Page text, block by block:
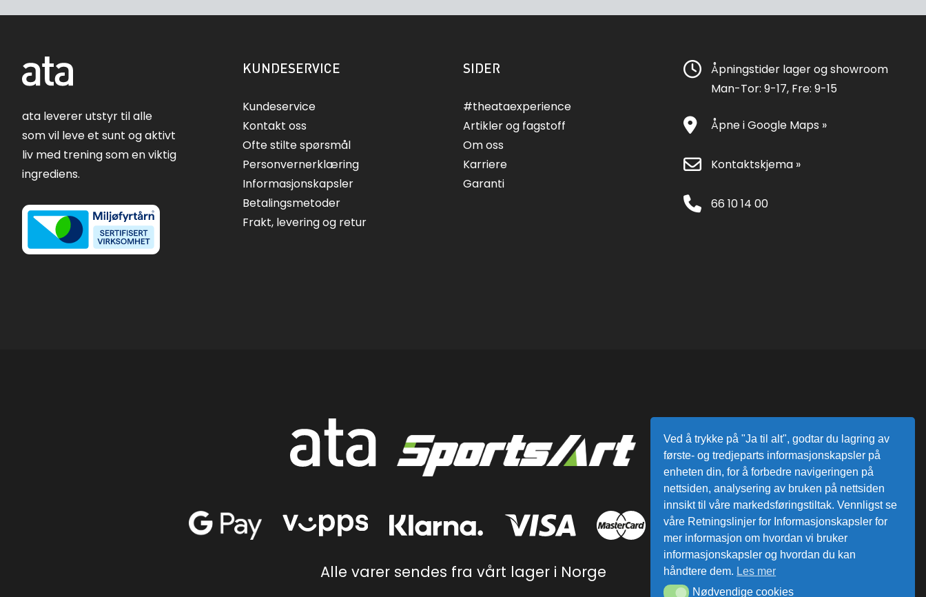
ata leverer utstyr til alle
som vil leve et sunt og aktivt
liv med trening som en viktig
ingrediens.
KUNDESERVICE
Kundeservice
Kontakt oss
Ofte stilte spørsmål
Personvernerklæring
Informasjonskapsler
Betalingsmetoder
Frakt, levering og retur
SIDER
#theataexperience
Artikler og fagstoff
Om oss
Karriere
Garanti
Åpningstider lager og showroom
Man-Tor: 9-17, Fre: 9-15
Åpne i Google Maps »
Kontaktskjema »
66 10 14 00
Alle varer sendes fra vårt lager i Norge
Ved å trykke på "Ja til alt", godtar du lagring av
første- og tredjeparts informasjonskapsler på
enheten din, for å forbedre navigeringen på
nettsiden, analysering av bruken på nettsiden
innsikt til våre markedsføringstiltak. Vennligst se
våre Retningslinjer for Informasjonskapsler for
mer informasjon om hvordan vi bruker
informasjonskapsler og hvordan du kan
håndtere dem. Les mer
Nødvendige cookies